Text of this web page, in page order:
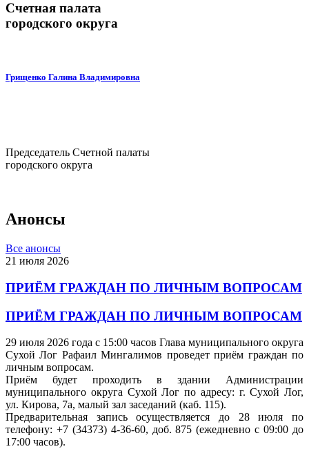
Счетная палата
городского округа
Грищенко Галина Владимировна
Председатель Счетной палаты
городского округа
Анонсы
Все анонсы
21 июля 2026
ПРИЁМ ГРАЖДАН ПО ЛИЧНЫМ ВОПРОСАМ
ПРИЁМ ГРАЖДАН ПО ЛИЧНЫМ ВОПРОСАМ
29 июля 2026 года с 15:00 часов Глава муниципального округа
Сухой Лог Рафаил Мингалимов проведет приём граждан по
личным вопросам.
Приём будет проходить в здании Администрации
муниципального округа Сухой Лог по адресу: г. Сухой Лог,
ул. Кирова, 7а, малый зал заседаний (каб. 115).
Предварительная запись осуществляется до 28 июля по
телефону: +7 (34373) 4-36-60, доб. 875 (ежедневно с 09:00 до
17:00 часов).